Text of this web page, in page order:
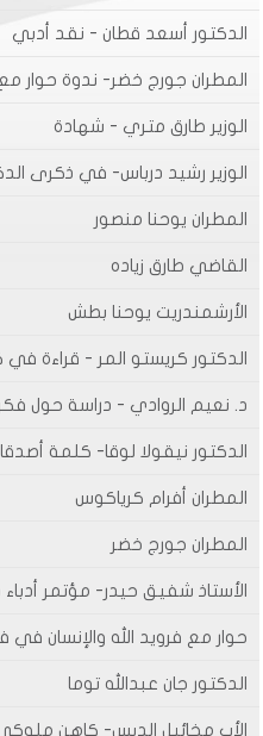
الدكتور أسعد قطان - نقد أدبي
المطران جورج خضر- ندوة حوار
الوزير طارق متري - شهادة
الوزير رشيد درباس- في ذكرى
المطران يوحنا منصور
القاضي طارق زياده
الأرشمندريت يوحنا بطش
الدكتور كريستو المر - قراءة في
د. نعيم الروادي - دراسة حول
الدكتور نيقولا لوقا- كلمة
المطران أفرام كرياكوس
المطران جورج خضر
الأستاذ شفيق حيدر- مؤتمر
حوار مع فرويد الله والإنسان
الدكتور جان عبدالله توما
الأب مخائيل الدبس- كاهن